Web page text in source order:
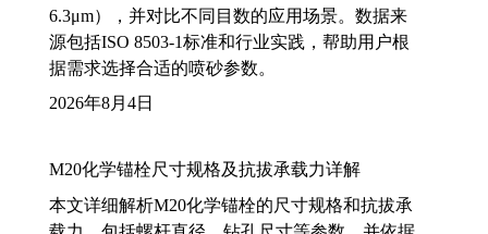
6.3μm），并对比不同目数的应用场景。数据来
源包括ISO 8503-1标准和行业实践，帮助用户根
据需求选择合适的喷砂参数。
2026年8月4日
M20化学锚栓尺寸规格及抗拔承载力详解
本文详细解析M20化学锚栓的尺寸规格和抗拔承